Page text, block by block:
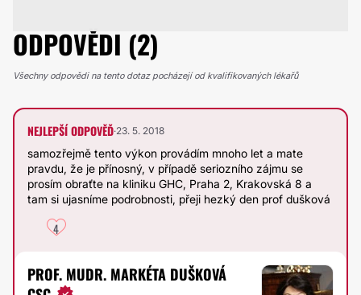
ODPOVĚDI (2)
Všechny odpovědi na tento dotaz pocházejí od kvalifikovaných lékařů
NEJLEPŠÍ ODPOVĚĎ·23. 5. 2018
samozřejmě tento výkon provádím mnoho let a mate
pravdu, že je přínosný, v případě seriozního zájmu se
prosím obraťte na kliniku GHC, Praha 2, Krakovská 8 a
tam si ujasníme podrobnosti, přeji hezký den prof dušková
4
PROF. MUDR. MARKÉTA DUŠKOVÁ